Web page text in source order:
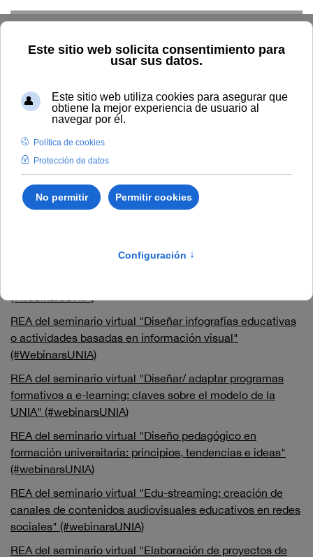
Inicio Innovación
Conocimiento abierto y difusión
Recursos Educativos en abierto
Diseño de recursos de
aprendizaje online
(#webinarsUNIA)
REA del seminario virtual "Diseñar infografías educativas
o actividades basadas en información visual"
(#WebinarsUNIA)
REA del seminario virtual "Diseñar/ adaptar programas
formativos a e-learning: claves sobre el modelo de la
UNIA" (#webinarsUNIA)
REA del seminario virtual "Diseño pedagógico en
formación universitaria: principios, tendencias e ideas"
(#webinarsUNIA)
REA del seminario virtual "Edu-streaming: creación de
canales de contenidos audiovisuales educativos en redes
sociales" (#webinarsUNIA)
REA del seminario virtual "Elaboración de proyectos de